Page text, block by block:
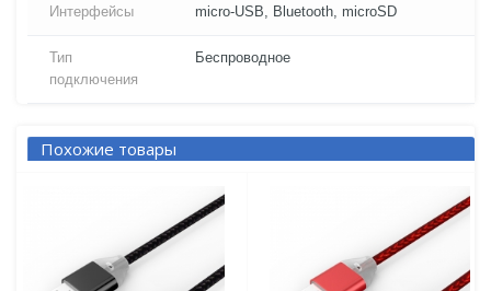
Интерфейсы micro-USB, Bluetooth, microSD
Тип
подключения
Беспроводное
Похожие товары